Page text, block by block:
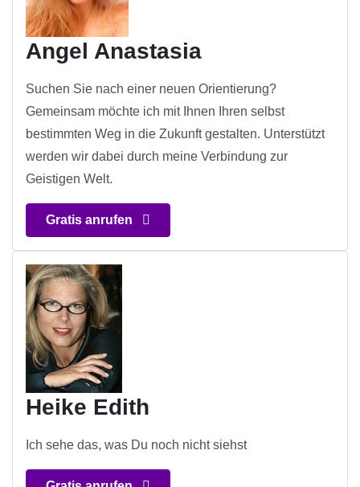
Angel Anastasia
Suchen Sie nach einer neuen Orientierung?
Gemeinsam möchte ich mit Ihnen Ihren selbst
bestimmten Weg in die Zukunft gestalten. Unterstützt
werden wir dabei durch meine Verbindung zur
Geistigen Welt.
Gratis anrufen
Heike Edith
Ich sehe das, was Du noch nicht siehst